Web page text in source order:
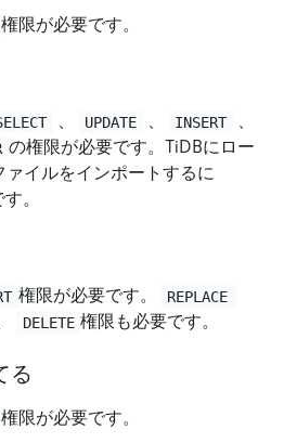
権限が必要です。
、 UPDATE 、 INSERT 、
の権限が必要です。TiDBにロー
イルをインポートするに
。
権限が必要です。
REPLACE
DELETE 権限も必要です。
る
権限が必要です。